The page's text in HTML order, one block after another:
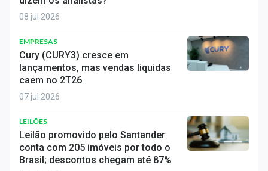
08 jul 2026
EMPRESAS
Cury (CURY3) cresce em
lançamentos, mas vendas liquidas
caem no 2T26
07 jul 2026
LEILÕES
Leilão promovido pelo Santander
conta com 205 imóveis por todo o
Brasil; descontos chegam até 87%